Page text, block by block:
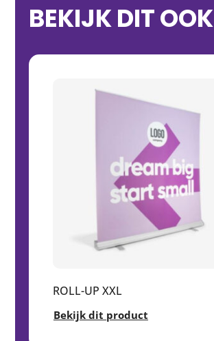
BEKIJK DIT OOK
ROLL-UP XXL
Bekijk dit product